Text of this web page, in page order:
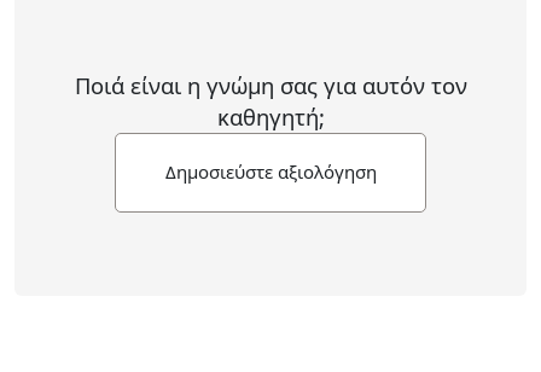
Ποιά είναι η γνώμη σας για αυτόν τον
καθηγητή;
Δημοσιεύστε αξιολόγηση